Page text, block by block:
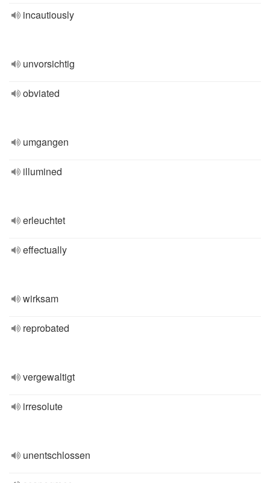
incautiously
unvorsichtig
obviated
umgangen
illumined
erleuchtet
effectually
wirksam
reprobated
vergewaltigt
irresolute
unentschlossen